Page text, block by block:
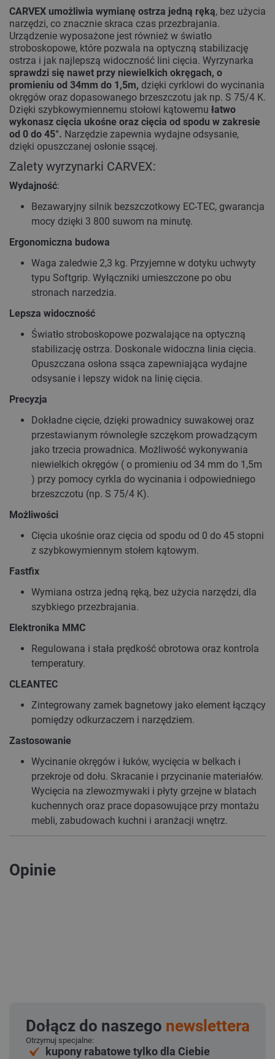
CARVEX umożliwia wymianę ostrza jedną ręką, bez użycia
narzędzi, co znacznie skraca czas przezbrajania.
Urządzenie wyposażone jest również w światło
stroboskopowe, które pozwala na optyczną stabilizację
ostrza i jak najlepszą widoczność lini cięcia. Wyrzynarka
sprawdzi się nawet przy niewielkich okręgach, o
promieniu od 34mm do 1,5m, dzięki cyrklowi do wycinania
okręgów oraz dopasowanego brzeszczotu jak np. S 75/4 K.
Dzięki szybkowymiennemu stołowi kątowemu łatwo
wykonasz cięcia ukośne oraz cięcia od spodu w zakresie
od 0 do 45°. Narzędzie zapewnia wydajne odsysanie,
dzięki opuszczanej osłonie ssącej.
Zalety wyrzynarki CARVEX:
Wydajność:
Bezawaryjny silnik bezszczotkowy EC-TEC, gwarancja
mocy dzięki 3 800 suwom na minutę.
Ergonomiczna budowa
Waga zaledwie 2,3 kg. Przyjemne w dotyku uchwyty
typu Softgrip. Wyłączniki umieszczone po obu
stronach narzedzia.
Lepsza widoczność
Światło stroboskopowe pozwalające na optyczną
stabilizację ostrza. Doskonale widoczna linia cięcia.
Opuszczana osłona ssąca zapewniająca wydajne
odsysanie i lepszy widok na linię cięcia.
Precyzja
Dokładne cięcie, dzięki prowadnicy suwakowej oraz
przestawianym równoległe szczękom prowadzącym
jako trzecia prowadnica. Możliwość wykonywania
niewielkich okręgów ( o promieniu od 34 mm do 1,5m
) przy pomocy cyrkla do wycinania i odpowiedniego
brzeszczotu (np. S 75/4 K).
Możliwości
Cięcia ukośnie oraz cięcia od spodu od 0 do 45 stopni
z szybkowymiennym stołem kątowym.
Fastfix
Wymiana ostrza jedną ręką, bez użycia narzędzi, dla
szybkiego przezbrajania.
Elektronika MMC
Regulowana i stała prędkość obrotowa oraz kontrola
temperatury.
CLEANTEC
Zintegrowany zamek bagnetowy jako element łączący
pomiędzy odkurzaczem i narzędziem.
Zastosowanie
Wycinanie okręgów i łuków, wycięcia w belkach i
przekroje od dołu. Skracanie i przycinanie materiałów.
Wycięcia na zlewozmywaki i płyty grzejne w blatach
kuchennych oraz prace dopasowujące przy montażu
mebli, zabudowach kuchni i aranżacji wnętrz.
Opinie
Dołącz do naszego newslettera
Otrzymuj specjalne:
kupony rabatowe tylko dla Ciebie